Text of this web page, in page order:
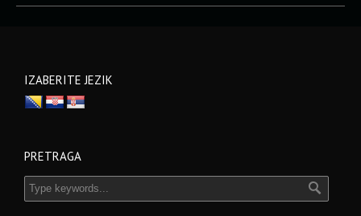
IZABERITE JEZIK
PRETRAGA